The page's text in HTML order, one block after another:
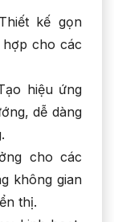
kế gọn
cho các
hiệu ứng
dễ dàng
cho các
không gian
thị.